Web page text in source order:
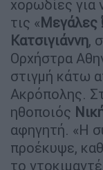
χορωδίες για
τις «Μεγάλες
Κατσιγιάννη,
Ορχήστρα
στιγμή κάτω
Ακρόπολης.
ηθοποιός
αφηγητή. «Η
προέκυψε,
το